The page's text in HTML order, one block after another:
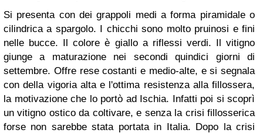
Si presenta con dei grappoli medi a forma piramidale o
cilindrica a spargolo. I chicchi sono molto pruinosi e fini
nelle bucce. Il colore è giallo a riflessi verdi. Il vitigno
giunge a maturazione nei secondi quindici giorni di
settembre. Offre rese costanti e medio-alte, e si segnala
con della vigoria alta e l'ottima resistenza alla fillossera,
la motivazione che lo portò ad Ischia. Infatti poi si scoprì
un vitigno ostico da coltivare, e senza la crisi fillosserica
forse non sarebbe stata portata in Italia. Dopo la crisi